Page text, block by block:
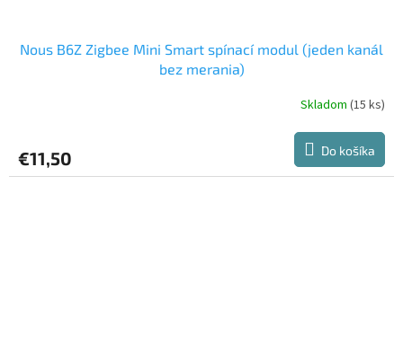
Nous B6Z Zigbee Mini Smart spínací modul (jeden kanál
bez merania)
Skladom (15 ks)
€11,50 Do košíka